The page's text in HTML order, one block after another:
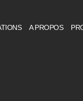
A PROPOS